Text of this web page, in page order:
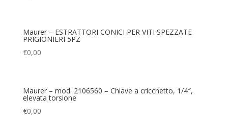
Maurer – ESTRATTORI CONICI PER VITI SPEZZATE
PRIGIONIERI 5PZ
€0,00
Maurer – mod. 2106560 – Chiave a cricchetto, 1/4″,
elevata torsione
€0,00